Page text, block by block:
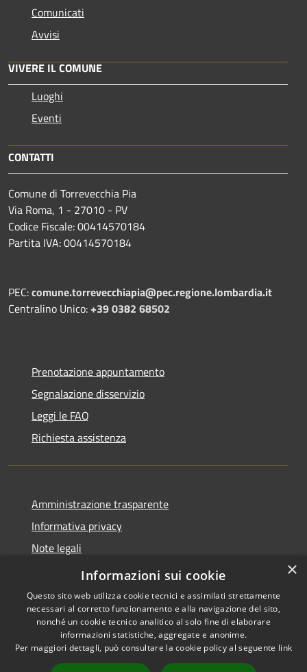
Comunicati
Avvisi
VIVERE IL COMUNE
Luoghi
Eventi
CONTATTI
Comune di Torrevecchia Pia
Via Roma, 1 - 27010 - PV
Codice Fiscale: 00414570184
Partita IVA: 00414570184
PEC:comune.torrevecchiapia@pec.regione.lombardia.it
Centralino Unico:+39 0382 68502
Prenotazione appuntamento
Segnalazione disservizio
Leggi le FAQ
Richiesta assistenza
Amministrazione trasparente
Informativa privacy
Note legali
Dichiarazione di accessibilità
Accessibilità
Copyright © 2026 • Comune di
Torrevecchia Pia • Powered by
×
Informazioni sui cookie
Questo sito web utilizza cookie tecnici e assimilati strettamente
necessari al corretto funzionamento e alla navigazione del sito,
nonché un cookie tecnico analitico al solo fine di elaborare
informazioni statistiche, aggregate e anonime.
Per maggiori dettagli, può consultare la cookie policy al seguente link